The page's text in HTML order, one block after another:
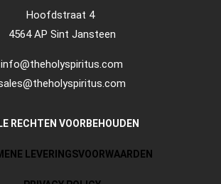
Hoofdstraat 4
4564 AP Sint Jansteen
info@theholyspiritus.com
RECHTEN VOORBEHOUDEN
LEVERINGSVOORWAARDEN